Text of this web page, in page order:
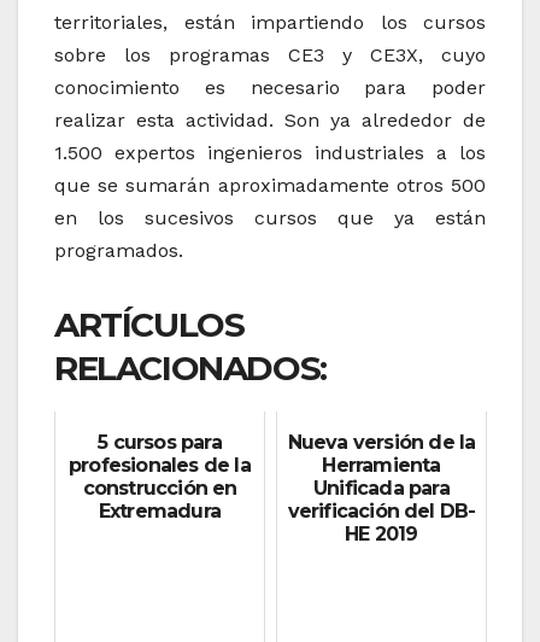
territoriales, están impartiendo los cursos
sobre los programas CE3 y CE3X, cuyo
conocimiento es necesario para poder
realizar esta actividad. Son ya alrededor de
1.500 expertos ingenieros industriales a los
que se sumarán aproximadamente otros 500
en los sucesivos cursos que ya están
programados.
ARTÍCULOS
RELACIONADOS:
5 cursos para
profesionales de la
construcción en
Extremadura
Nueva versión de la
Herramienta
Unificada para
verificación del DB-
HE 2019